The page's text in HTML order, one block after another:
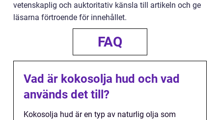
vetenskaplig och auktoritativ känsla till artikeln och ge
läsarna förtroende för innehållet.
FAQ
Vad är kokosolja hud och vad
används det till?
Kokosolja hud är en typ av naturlig olja som